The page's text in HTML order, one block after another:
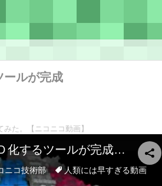
ールが完成
た。 【ニコニコ動画】